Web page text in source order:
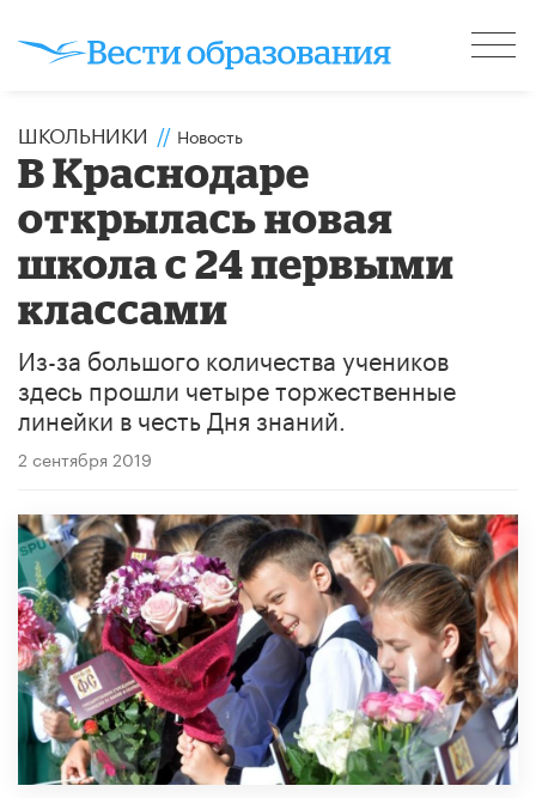
ШКОЛЬНИКИ // Новость
В Краснодаре
открылась новая
школа с 24 первыми
классами
Из-за большого количества учеников
здесь прошли четыре торжественные
линейки в честь Дня знаний.
2 сентября 2019